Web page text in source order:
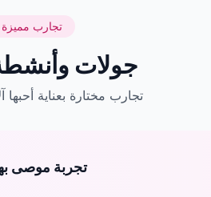
تجارب مميزة
جولات
تجارب مختارة بعناية
تجربة موصى